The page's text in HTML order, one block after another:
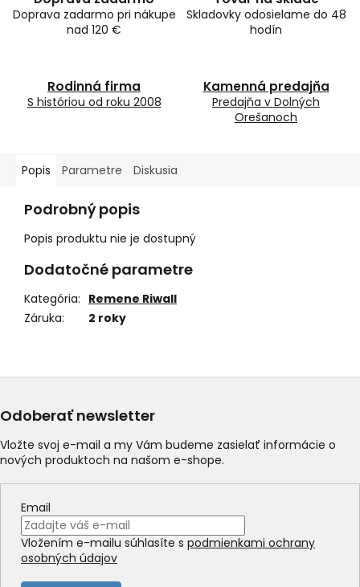
Doprava zadarmo pri nákupe
nad 120 €
Skladovky odosielame do 48
hodín
Rodinná firma
S históriou od roku 2008
Kamenná predajňa
Predajňa v Dolných
Orešanoch
Popis Parametre Diskusia
Podrobný popis
Popis produktu nie je dostupný
Dodatočné parametre
Kategória: Remene Riwall
Záruka: 2 roky
Odoberať newsletter
Vložte svoj e-mail a my Vám budeme zasielať informácie o
nových produktoch na našom e-shope.
Email
Vložením e-mailu súhlasíte s podmienkami ochrany
osobných údajov